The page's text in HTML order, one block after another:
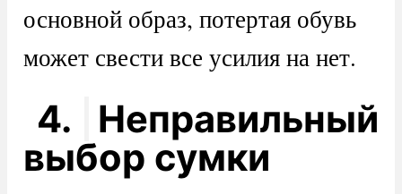
основной образ, потертая обувь
может свести все усилия на нет.
4.
Неправильный
выбор сумки